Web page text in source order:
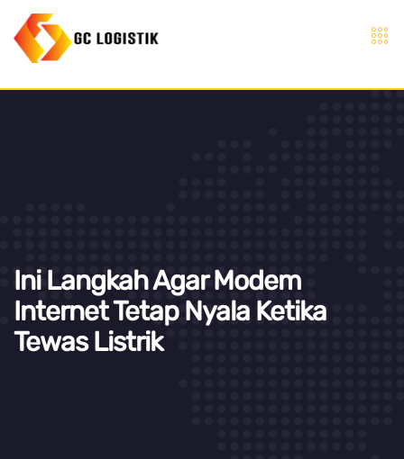
Ini Langkah Agar Modem
Internet Tetap Nyala Ketika
Tewas Listrik